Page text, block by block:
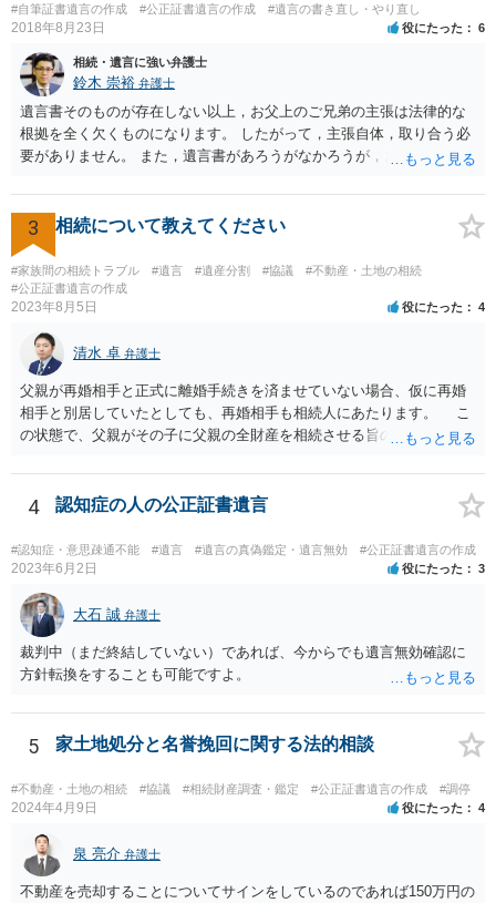
#自筆証書遺言の作成 #公正証書遺言の作成 #遺言の書き直し・やり直し
2018年8月23日 役にたった 6
相続・遺言に強い弁護士
鈴木 崇裕 弁護士
遺言書そのものが存在しない以上，お父上のご兄弟の主張は法律的な
根拠を全く欠くものになります。 したがって，主張自体，取り合う必
要がありません。 また，遺言書があろうがなかろうが，お父上のご兄
ご回答にもありますが， 代理人弁護士をたてて，その弁護士から相手
方に対して， ・相続に関する主張は法的根拠がなく，一切応じないこ
と ・今後一切の連絡をしてこないでほしいこと ・連絡を継続してくる
ようであれば警察への通報や法的措置も辞さないこと などを記載した
書面を発送してもらうことがよろしいように思います。
3 相続について教えてください
#家族間の相続トラブル #遺言 #遺産分割 #協議
#不動産・土地の相続
#公正証書遺言の作成
2023年8月5日 役にたった 4
清水 卓 弁護士
父親が再婚相手と正式に離婚手続きを済ませていない場合、仮に再婚
相手と別居していたとしても、再婚相手も相続人にあたります。 こ
の状態で、父親がその子に父親の全財産を相続させる旨の公正証書遺
が、再婚相手の遺留分を侵害しているため、再婚相手から相続人
（子）に対して遺留分侵害額請求権が行使される可能性があります。
お悩みのようであれば、問題の当事者であるお父様本人がお住まい
の地域等の弁護士に直接相談してみるのが望ましいように思います。
【参考】民法 （遺留分侵害額の請求） 第千四十六条 遺留分権利者及
びその承継人は、受遺者（特定財産承継遺言により財産を承継し又は
相続分の指定を受けた相続人を含む。以下この章において同じ。）又
は受贈者に対し、遺留分侵害額に相当する金銭の支払を請求すること
ができる。
4 認知症の人の公正証書遺言
#認知症・意思疎通不能 #遺言 #遺言の真偽鑑定・遺言無効 #公正証書遺言の作成
2023年6月2日 役にたった 3
大石 誠 弁護士
裁判中（まだ終結していない）であれば、今からでも遺言無効確認に
方針転換をすることも可能ですよ。
5 家土地処分と名誉挽回に関する法的相談
#不動産・土地の相続 #協議 #相続財産調査・鑑定 #公正証書遺言の作成 #調停
2024年4月9日 役にたった 4
泉 亮介 弁護士
不動産を売却することについてサインをしているのであれば150万円の